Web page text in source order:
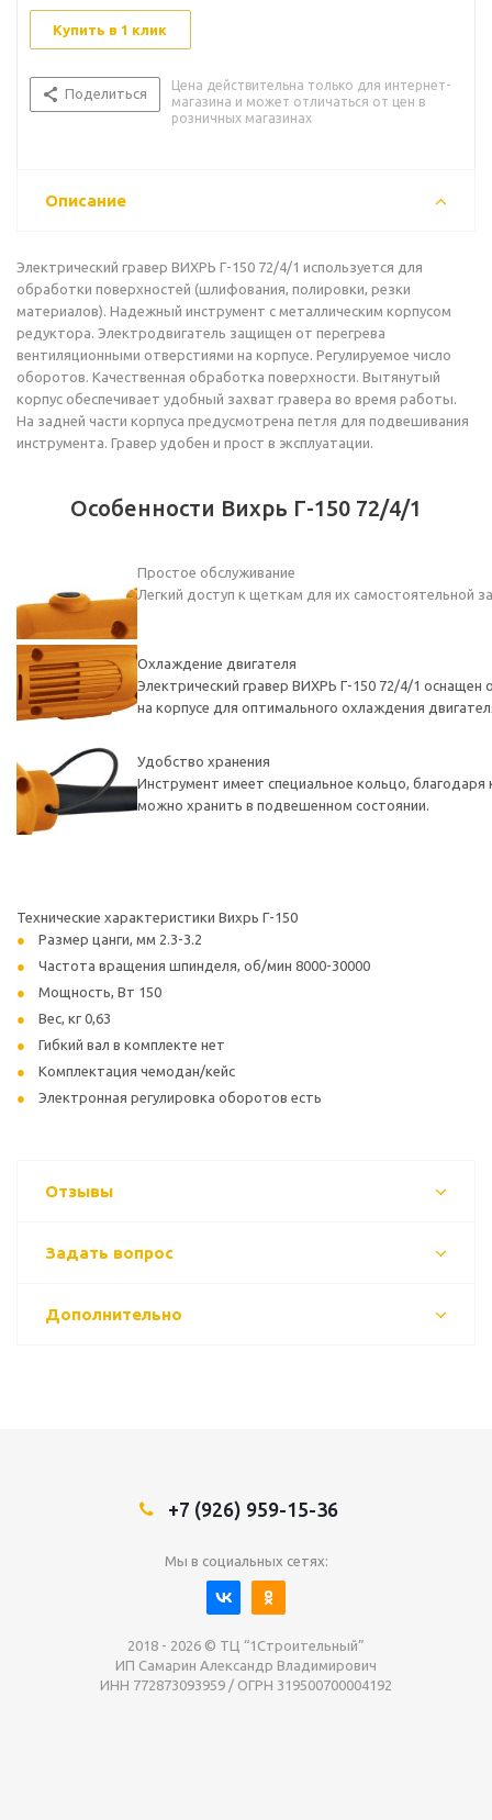
Купить в 1 клик
Поделиться
Цена действительна только для интернет-
магазина и может отличаться от цен в
розничных магазинах
Описание
Электрический гравер ВИХРЬ Г-150 72/4/1 используется для
обработки поверхностей (шлифования, полировки, резки
материалов). Надежный инструмент с металлическим корпусом
редуктора. Электродвигатель защищен от перегрева
вентиляционными отверстиями на корпусе. Регулируемое число
оборотов. Качественная обработка поверхности. Вытянутый
корпус обеспечивает удобный захват гравера во время работы.
На задней части корпуса предусмотрена петля для подвешивания
инструмента. Гравер удобен и прост в эксплуатации.
Особенности Вихрь Г-150 72/4/1
Простое обслуживание
Легкий доступ к щеткам для их самостоятельной
Охлаждение двигателя
Электрический гравер ВИХРЬ Г-150 72/4/1 оснащен
на корпусе для оптимального охлаждения
Удобство хранения
Инструмент имеет специальное кольцо, благодаря
можно хранить в подвешенном состоянии.
Технические характеристики Вихрь Г-150
Размер цанги, мм 2.3-3.2
Частота вращения шпинделя, об/мин 8000-30000
Мощность, Вт 150
Вес, кг 0,63
Гибкий вал в комплекте нет
Комплектация чемодан/кейс
Электронная регулировка оборотов есть
Отзывы
Задать вопрос
Дополнительно
+7 (926) 959-15-36
Мы в социальных сетях:
2018 - 2026 © ТЦ “1Строительный”
ИП Самарин Александр Владимирович
ИНН 772873093959 / ОГРН 319500700004192